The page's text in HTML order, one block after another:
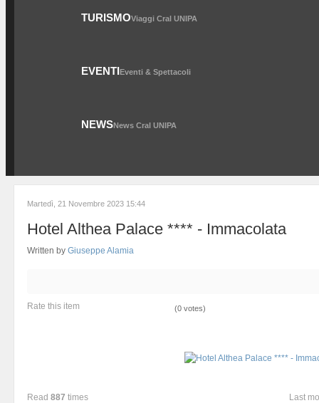
TURISMOViaggi Cral UNIPA
EVENTIEventi & Spettacoli
NEWSNews Cral UNIPA
Martedì, 21 Novembre 2023 15:44
Hotel Althea Palace **** - Immacolata
Written by Giuseppe Alamia
Rate this item (0 votes)
Read 887 times Last